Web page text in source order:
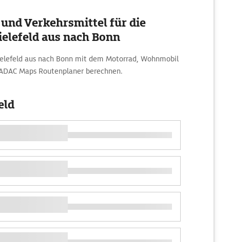
Verkehrsmittel für die
aus nach Bonn
aus nach Bonn mit dem Motorrad, Wohnmobil
Maps Routenplaner berechnen.